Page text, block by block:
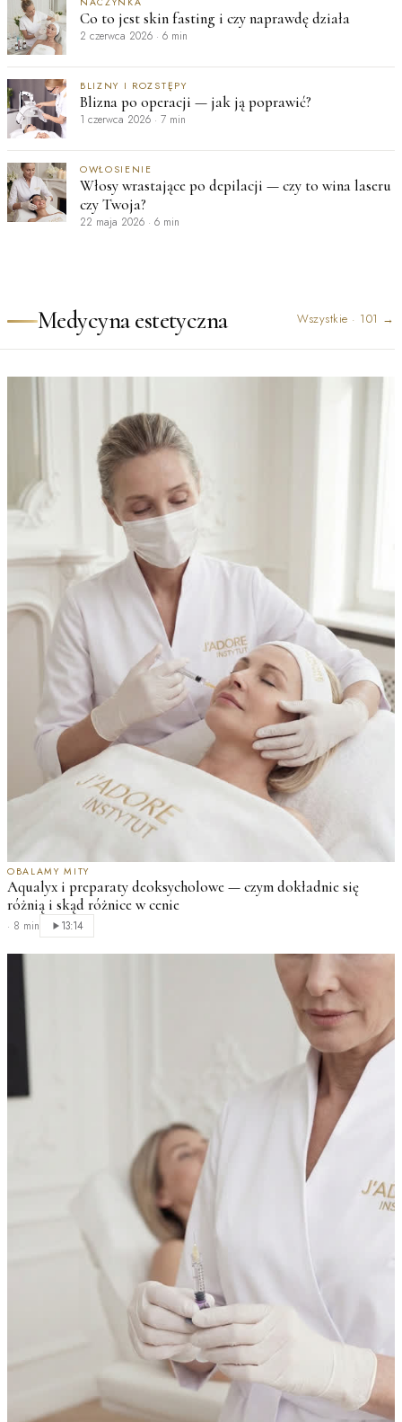
Co to jest skin fasting i czy naprawdę działa
2 czerwca 2026 · 6 min
BLIZNY I ROZSTĘPY
Blizna po operacji — jak ją poprawić?
1 czerwca 2026 · 7 min
OWŁOSIENIE
Włosy wrastające po depilacji — czy to wina laseru
czy Twoja?
22 maja 2026 · 6 min
Medycyna estetyczna Wszystkie · 101 →
OBALAMY MITY
Aqualyx i preparaty deoksycholowe — czym dokładnie się
różnią i skąd różnice w cenie
· 8 min 13:14